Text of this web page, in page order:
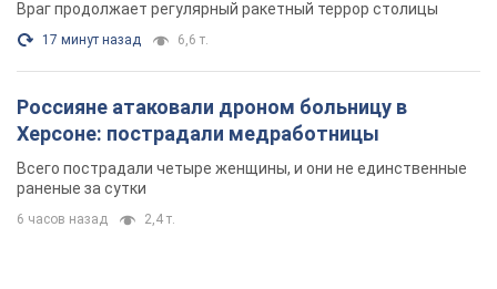
Враг продолжает регулярный ракетный террор столицы
17 минут назад 6,6 т.
Россияне атаковали дроном больницу в
Херсоне: пострадали медработницы
Всего пострадали четыре женщины, и они не единственные
раненые за сутки
6 часов назад 2,4 т.